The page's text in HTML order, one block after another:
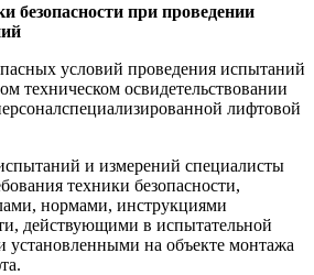
безопасности при проведении
условий проведения испытаний
техническом освидетельствовании
лифтовой
и измерений специалисты
техники безопасности,
нормами, инструкциями
действующими в испытательной
установленными на объекте монтажа